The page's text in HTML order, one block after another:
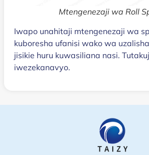
Mtengenezaji wa Roll
Iwapo unahitaji mtengenezaji wa
kuboresha ufanisi wako wa
jisikie huru kuwasiliana nasi.
iwezekanavyo.